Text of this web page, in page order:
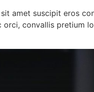
amet suscipit eros
convallis pretium